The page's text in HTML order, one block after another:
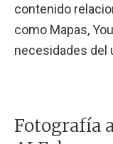
contenido
como Mapas,
necesidades del
Fotografía